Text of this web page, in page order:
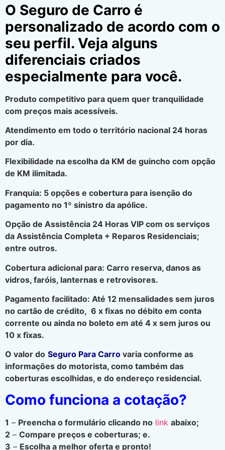
O Seguro de Carro é
personalizado de acordo com o
seu perfil. Veja alguns
diferenciais criados
especialmente para você.
Produto competitivo para quem quer tranquilidade
com preços mais acessíveis.
Atendimento em todo o território nacional 24 horas
por dia.
Flexibilidade na escolha da KM de guincho com opção
de KM ilimitada.
Franquia: 5 opções e cobertura para isenção do
pagamento no 1º sinistro da apólice.
Opção de Assistência 24 Horas VIP com os serviços
da Assistência Completa + Reparos Residenciais;
entre outros.
Cobertura adicional para: Carro reserva, danos as
vidros, faróis, lanternas e retrovisores.
Pagamento facilitado: Até 12 mensalidades sem juros
no cartão de crédito, 6 x fixas no débito em conta
corrente ou ainda no boleto em até 4 x sem juros ou
10 x fixas.
O valor do Seguro Para Carro varia conforme as
informações do motorista, como também das
coberturas escolhidas, e do endereço residencial.
Como funciona a cotação?
1 – Preencha o formulário clicando no link abaixo;
2 – Compare preços e coberturas; e.
3 – Escolha a melhor oferta e pronto!